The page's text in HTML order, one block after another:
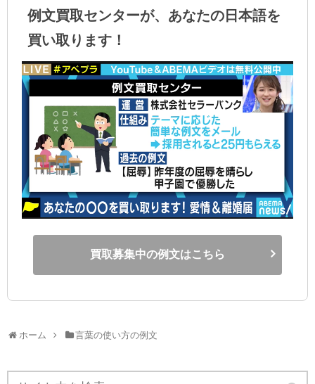
例文買取センターが、あなたの日本語を
買い取ります！
買取募集中の例文はこちら
ホーム 言葉の使い方の例文